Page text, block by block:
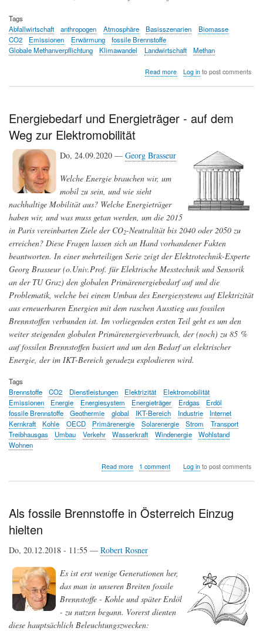
Tags
Abfallwirtschaft
anthropogen Atmosphäre Basisszenarien
Biomasse
CO2
Emissionen Erwärmung
fossile Brennstoffe
Globale Methanverpflichtung
Klimawandel Landwirtschaft Methan
Read moreabout
Methanemissionen
Log into post comments
Energiebedarf und Energieträger - auf dem
Weg zur Elektromobilität
Do, 24.09.2020 — Georg Brasseur
Welche Energie brauchen wir, um
mobil zu sein, und wie sieht
nachhaltige Mobilität aus? Welche Energieträger
haben wir, und was muss getan werden, um die 2015
in Paris vereinbarten Ziele der CO2-Neutralität bis 2040 oder 2050 zu
erreichen? Diese Fragen lassen sich an Hand vorhandener Fakten
beantworten. In einer mehrteiligen Serie zeigt der Elektrotechnik-Experte
Georg Brasseur (o.Univ.Prof. für Elektrische Messtechnik und Sensorik
an der TU Graz) den globalen Primärenergiebedarf auf und die
Problematik, welche bei einem Umbau des Energiesystems auf Elektrizität
aus erneuerbaren Energien mit dem raschen Ausstieg aus fossilen
Brennstoffen verbunden ist. Im vorliegenden ersten Teil geht es um den
weiter steigenden globalen Primärenergieverbrauch, der (noch) zu 85 %
auf fossilen Brennstoffen basiert und um den Bedarf an elektrischer
Energie, der im IKT-Bereich geradezu explodieren wird.
Tags
Brennstoffe
CO2 Dienstleistungen Elektrizität
Elektromobilität
Emissionen
Energie Energiesystem Energieträger Erdgas
Erdöl
fossile Brennstoffe
Geothermie global IKT-Bereich Industrie
Internet
Kernkraft
Kohle OECD Primärenergie Solarenergie Strom
Transport
Treibhausgas
Umbau Verkehr Wasserkraft Windenergie
Wohlstand
Wohnen
Read moreabout
auf
Elektromobilität
1 comment Log into post comments
Als fossile Brennstoffe in Österreich Einzug
hielten
Do, 20.12.2018 - 11:55 — Robert Rosner
Es ist erst wenige Generationen her,
das man in unseren Breiten fossile
Brennstoffe - Kohle und später Erdöl
- zu nutzen begann. Vorerst dienten
diese hauptsächlich Beleuchtungszwecken: